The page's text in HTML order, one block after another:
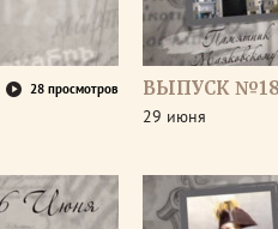
28 просмотров ВЫПУСК
29 июня